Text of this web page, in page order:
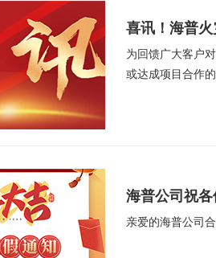
喜讯！海普
为回馈广大客户
或达成项目合作
海普公司祝
亲爱的海普公司